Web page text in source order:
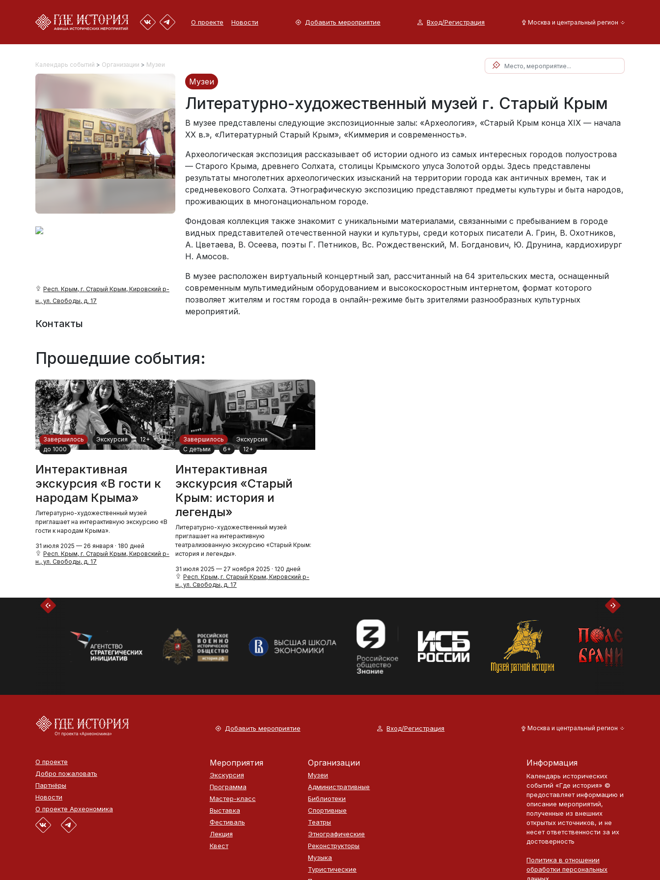
О проекте Новости Добавить мероприятие Вход/Регистрация Москва и центральный регион
Календарь событий > Организации > Музеи
Респ. Крым, г. Старый Крым, Кировский р-
н., ул. Свободы, д. 17
Контакты
Музеи
Литературно-художественный музей г. Старый Крым
В музее представлены следующие экспозиционные залы: «Археология», «Старый Крым конца ХIХ — начала
ХХ в.», «Литературный Старый Крым», «Киммерия и современность».
Археологическая экспозиция рассказывает об истории одного из самых интересных городов полуострова
— Старого Крыма, древнего Солхата, столицы Крымского улуса Золотой орды. Здесь представлены
результаты многолетних археологических изысканий на территории города как античных времен, так и
средневекового Солхата. Этнографическую экспозицию представляют предметы культуры и быта народов,
проживающих в многонациональном городе.
Фондовая коллекция также знакомит с уникальными материалами, связанными с пребыванием в городе
видных представителей отечественной науки и культуры, среди которых писатели А. Грин, В. Охотников,
А. Цветаева, В. Осеева, поэты Г. Петников, Вс. Рождественский, М. Богданович, Ю. Друнина, кардиохирург
Н. Амосов.
В музее расположен виртуальный концертный зал, рассчитанный на 64 зрительских места, оснащенный
современным мультимедийным оборудованием и высокоскоростным интернетом, формат которого
позволяет жителям и гостям города в онлайн-режиме быть зрителями разнообразных культурных
мероприятий.
Прошедшие события:
Завершилось Экскурсия
12+
до 1000
Интерактивная
экскурсия «В гости к
народам Крыма»
Литературно-художественный музей
приглашает на интерактивную экскурсию «В
гости к народам Крыма».
31 июля 2025 — 26 января · 180 дней
Респ. Крым, г. Старый Крым, Кировский р-
н., ул. Свободы, д. 17
Завершилось
Экскурсия
С детьми
6+ 12+
Интерактивная
экскурсия «Старый
Крым: история и
легенды»
Литературно-художественный музей
приглашает на интерактивную
театрализованную экскурсию «Старый Крым:
история и легенды».
31 июля 2025 — 27 ноября 2025 · 120 дней
Респ. Крым, г. Старый Крым, Кировский р-
н., ул. Свободы, д. 17
Добавить мероприятие Вход/Регистрация Москва и центральный регион
О проекте
Добро пожаловать
Партнёры
Новости
О проекте Археономика
Мероприятия
Экскурсия
Программа
Мастер-класс
Выставка
Фестиваль
Лекция
Квест
Организации
Музеи
Административные
Библиотеки
Спортивные
Театры
Этнографические
Реконструкторы
Музыка
Туристические
Информация
Календарь исторических
событий «Где история» ©
предоставляет информацию и
описание мероприятий,
полученные из внешних
открытых источников, и не
несет ответственности за их
достоверность
Политика в отношении
обработки персональных